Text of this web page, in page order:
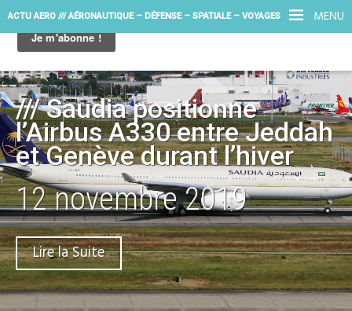
MENU
ACTU AERO /// AÉRONAUTIQUE – DÉFENSE – SPATIALE – VOYAGES
/// Saudia positionne
l’Airbus A330 entre Jeddah
et Genève durant l’hiver
12 novembre 2019
Lire la Suite